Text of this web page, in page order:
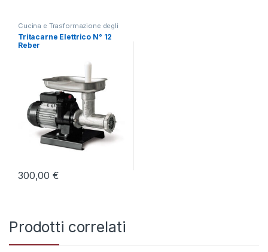
Cucina e Trasformazione degli
Alimenti Tritacarne
Tritacarne Elettrico N° 12
Reber
300,00€
Prodotti correlati